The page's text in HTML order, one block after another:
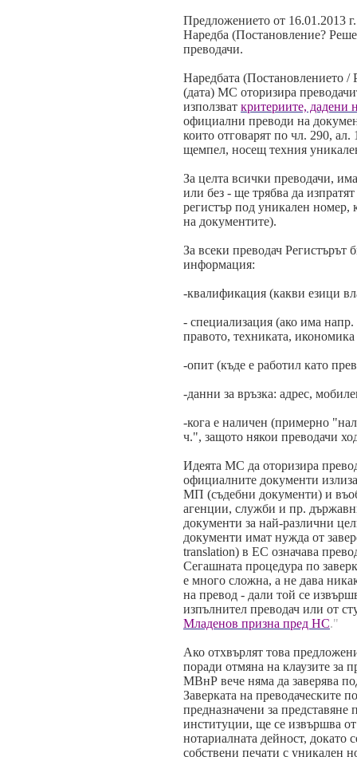
Предложението от 16.01.2013
Наредба (Постановление?
преводачи.
Наредбата (Постановлението /
(дата) МС оторизира
използват критериите, дадени
официални преводи на
които отговарят по чл. 290,
щемпел, носещ техния
За целта всички преводачи,
или без - ще трябва да
регистър под уникален номер,
на документите).
За всеки преводач Регистърът
информация:
-квалификация (какви езици
- специализация (ако има
правото, техниката,
-опит (къде е работил като
-данни за връзка: адрес,
-кога е наличен (примерно
ч.", защото някои преводачи
Идеята МС да оторизира
официалните документи
МП (съдебни документи) и
агенции, служби и пр.
документи за най-различни
документи имат нужда от
translation) в ЕС означава
Сегашната процедура по
е много сложна, а не дава
на превод - дали той се
изпълнител преводач или от
Младенов призна пред НС."
Ако отхвърлят това
поради отмяна на клаузите за
МВнР вече няма да заверява
Заверката на преводаческите
предназначени за
институции, ще се извършва от
нотариалната дейност, докато
собствени печати с уникален